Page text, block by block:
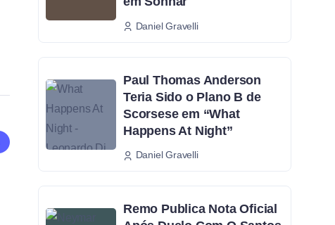
Daniel Gravelli
Paul Thomas Anderson
Teria Sido o Plano B de
Scorsese em “What
Happens At Night”
Daniel Gravelli
Remo Publica Nota Oficial